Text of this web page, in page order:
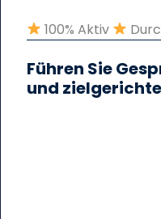
100% Aktiv
Führen Sie
und